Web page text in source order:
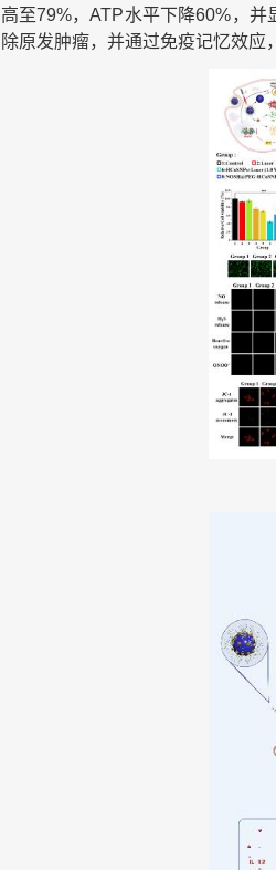
高至79%，ATP水平下降60%，
除原发肿瘤，并通过免疫记忆效